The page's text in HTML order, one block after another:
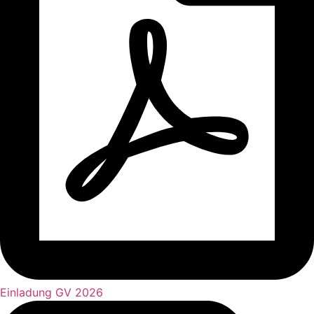
Einladung GV 2026